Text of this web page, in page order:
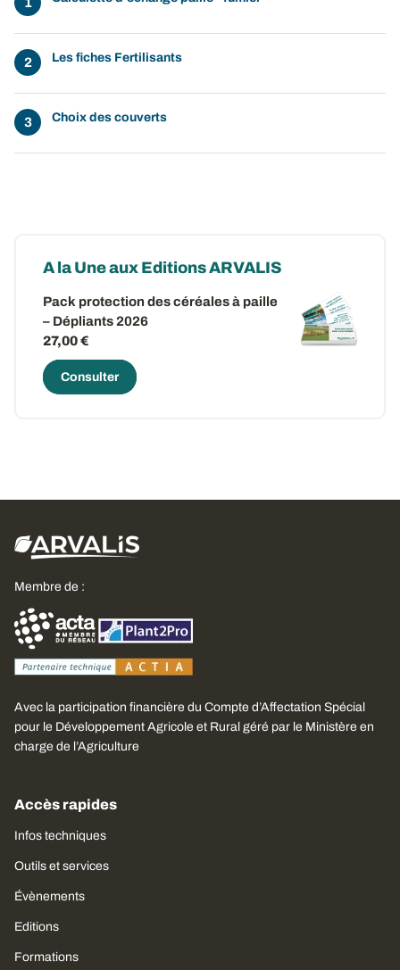
Les fiches Fertilisants
Choix des couverts
A la Une aux Editions ARVALIS
Pack protection des céréales à paille
– Dépliants 2026
27,00 €
Consulter
Membre de :
Avec la participation financière du Compte d’Affectation Spécial
pour le Développement Agricole et Rural géré par le Ministère en
charge de l’Agriculture
Accès rapides
Infos techniques
Outils et services
Évènements
Editions
Formations